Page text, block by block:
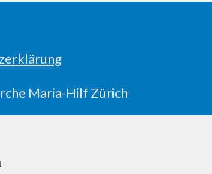
Maria-Hilf Zürich